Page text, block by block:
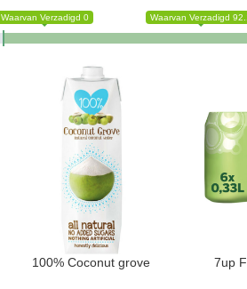
Waarvan Verzadigd 0 Waarvan Verzadigd
100% Coconut grove 7up